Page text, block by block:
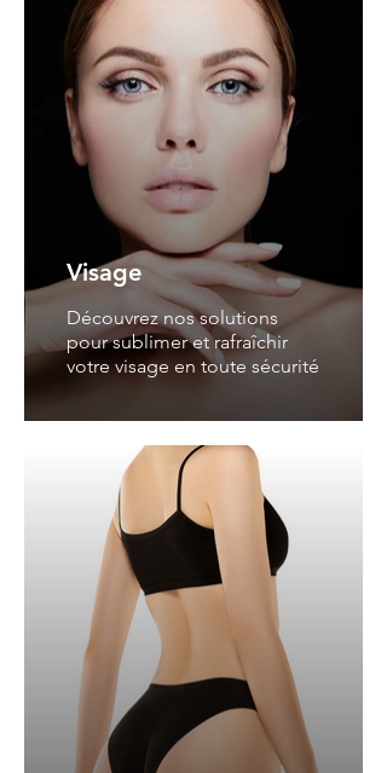
Visage
Découvrez nos solutions
pour sublimer et rafraîchir
votre visage en toute sécurité